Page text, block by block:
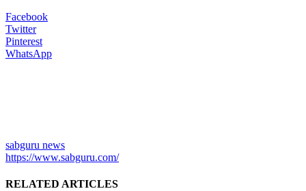
Facebook
Twitter
Pinterest
WhatsApp
sabguru news
https://www.sabguru.com/
RELATED ARTICLES